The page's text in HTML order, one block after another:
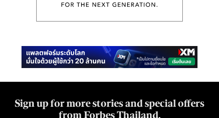
Sign up for more stories and special offers
from Forbes Thailand.